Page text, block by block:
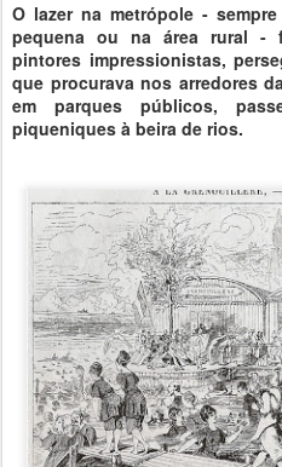
O lazer na metrópole -
pequena ou na área rural -
pintores impressionistas,
que procurava nos arredores
em parques públicos,
piqueniques à beira de rios.